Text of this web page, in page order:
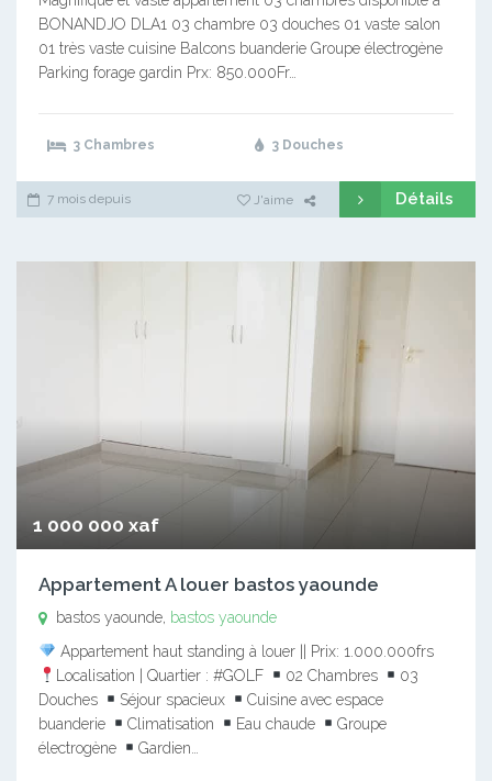
BONANDJO DLA1 03 chambre 03 douches 01 vaste salon
01 très vaste cuisine Balcons buanderie Groupe électrogène
Parking forage gardin Prx: 850.000Fr…
3 Chambres 3 Douches
7 mois depuis J'aime Détails
1 000 000 xaf
Appartement A louer bastos yaounde
bastos yaounde, bastos yaounde
Appartement haut standing à louer || Prix: 1.000.000frs
Localisation | Quartier : #GOLF
02 Chambres
03
Douches
Séjour spacieux
Cuisine avec espace
buanderie
Climatisation Eau chaude
Groupe
électrogène
Gardien…